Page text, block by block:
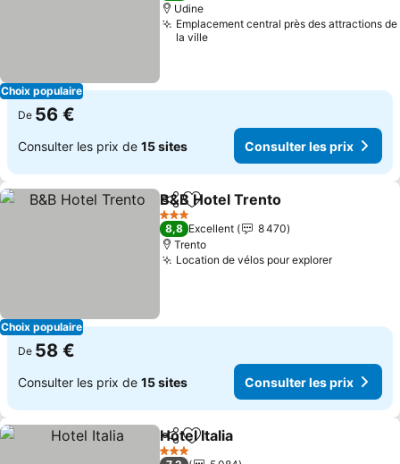
Choix populaire
Udine
Emplacement central près des attractions de
la ville
De 56 €
Consulter les prix de 15 sites Consulter les prix
Choix populaire
PartagerAjouter à mes favoris
B&B Hotel Trento
3 Étoiles
8,8 Excellent
8 470
Trento
Location de vélos pour explorer
De 58 €
Consulter les prix de 15 sites Consulter les prix
PartagerAjouter à mes favoris
Hotel Italia
3 Étoiles